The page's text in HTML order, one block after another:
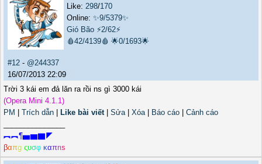
Like:298/170
Online:✨9/5379✨
Gió Bão ⚡2/62⚡
🩸42/4139🩸 🌟0/1693🌟
#12 - @244337
16/07/2013 22:09
Trời 3 kái em đả lăn ra rồi ns gì 3000 kái
(Opera Mini 4.1.1)
PM
Trích dẫn Like bài viết| Sửa| Xóa| Báo cáo
Cảnh cáo
︻︻¶▅▆▇◤
βαπg ςυσφ καπrιs